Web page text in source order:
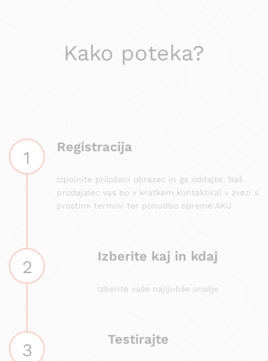
Kako poteka?
1
Registracija
Izpolnite priloženi obrazec in ga oddajte. Naš
prodajalec vas bo v kratkem kontaktiral v zvezi s
prostimi termini ter ponudbo opreme AKU
2
Izberite kaj in kdaj
Izberite vaše najljubše orodje
3
Testirajte